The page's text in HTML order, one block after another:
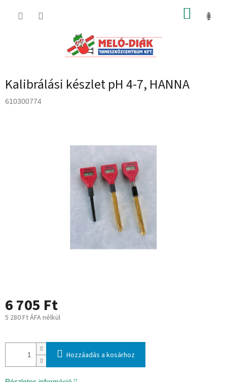
KOSÁR
Kalibrálási készlet pH 4-7, HANNA
610300774
6 705 Ft
5 280 Ft ÁFA nélkül
Hozzáadás a kosárhoz